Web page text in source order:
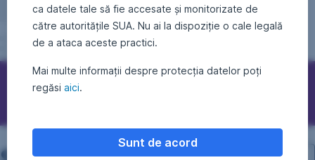
o
ca datele tale să fie accesate și monitorizate de
către autoritățile SUA. Nu ai la dispoziție o cale legală
de a ataca aceste practici.
Mai multe informații despre protecția datelor poți
regăsi aici.
Sunt de acord